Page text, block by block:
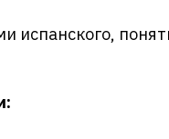
испанского,